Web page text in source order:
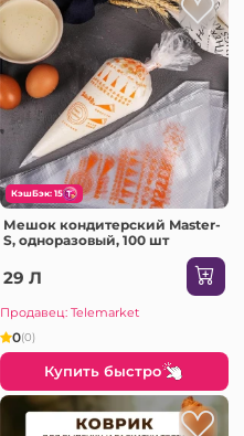
КэшБэк: 15
Мешок кондитерский Master-
S, одноразовый, 100 шт
29 Л
Продавец: Telemarket
0(0)
Купить быстро